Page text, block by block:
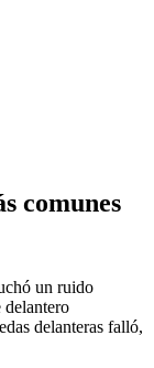
comunes
un ruido
delantero
delanteras falló,